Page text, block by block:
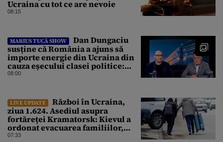
Ucraina cu tot ce are nevoie
08:15
MARIUS TUCĂ SHOW
Dan Dungaciu
susține că România a ajuns să
importe energie din Ucraina din
cauza eșecului clasei politice:
Este bilanțul politic al ultimilor
08:00
LIVE UPDATE
Război în Ucraina,
ziua 1.624. Asediul asupra
fortăreței Kramatorsk: Kievul a
ordonat evacuarea familiilor,
rușii sunt la 20 de km de oraș
07:33